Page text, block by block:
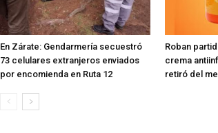
En Zárate: Gendarmería secuestró
73 celulares extranjeros enviados
por encomienda en Ruta 12
Roban
crema
retiró del